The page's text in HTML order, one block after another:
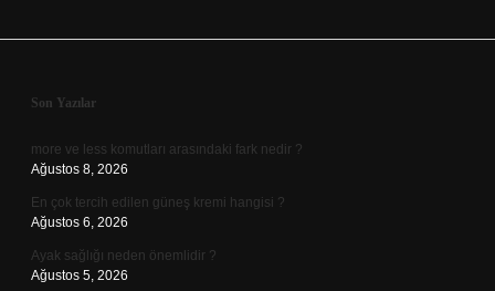
Sidebar
Son Yazılar
more ve less komutları arasındaki fark nedir ?
Ağustos 8, 2026
En çok tercih edilen güneş kremi hangisi ?
Ağustos 6, 2026
Ayak sağlığı neden önemlidir ?
Ağustos 5, 2026